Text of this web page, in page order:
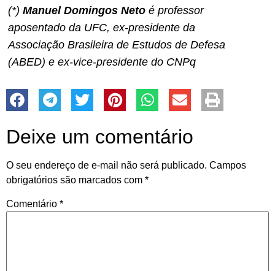
(*) Manuel Domingos Neto é professor
aposentado da UFC, ex-presidente da
Associação Brasileira de Estudos de Defesa
(ABED) e ex-vice-presidente do CNPq
Deixe um comentário
O seu endereço de e-mail não será publicado. Campos
obrigatórios são marcados com *
Comentário *